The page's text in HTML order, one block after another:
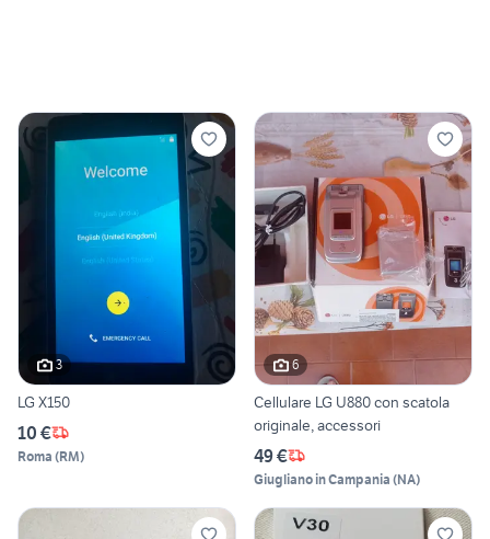
3
LG X150
10 €
Roma (RM)
6
Cellulare LG U880 con scatola
originale, accessori
49 €
Giugliano in Campania (NA)